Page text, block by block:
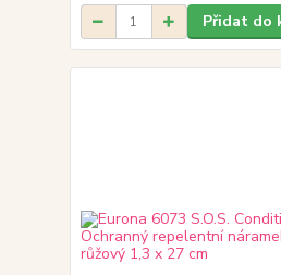
Přidat do